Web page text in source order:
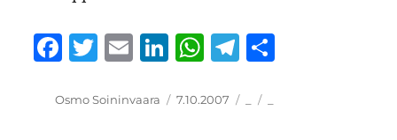
F
c
T
it
E
ai
Li
k
W
at
T
e
Kirjoittaja
Osmo Soininvaara Julkaistu
7.10.2007 Kategoriat